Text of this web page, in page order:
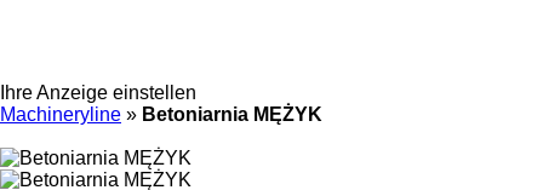
Ihre Anzeige einstellen
Machineryline » Betoniarnia MĘŻYK